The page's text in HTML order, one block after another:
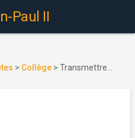
Paul II
> Collège > Transmettre…